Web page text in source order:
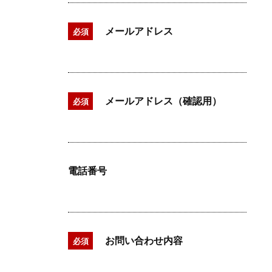
必須 メールアドレス
必須 メールアドレス（確認用）
電話番号
必須 お問い合わせ内容